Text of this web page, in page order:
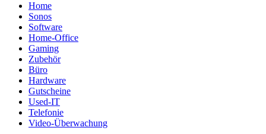
Home
Sonos
Software
Home-Office
Gaming
Zubehör
Büro
Hardware
Gutscheine
Used-IT
Telefonie
Video-Überwachung